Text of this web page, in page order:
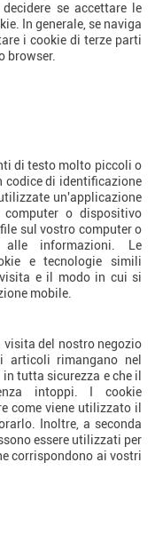
se accettare le
In generale, se naviga
i cookie di terze parti
browser.
di testo molto piccoli o
codice di identificazione
un'applicazione
o dispositivo
sul vostro computer o
informazioni. Le
e tecnologie simili
e il modo in cui si
mobile.
visita del nostro negozio
articoli rimangano nel
tutta sicurezza e che il
intoppi. I cookie
come viene utilizzato il
Inoltre, a seconda
essere utilizzati per
corrispondono ai vostri